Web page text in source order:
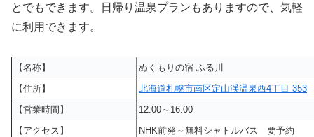
とでもできます。日帰り温泉プランもありますので、気軽
に利用できます。
【名称】
ぬくもりの宿 ふる川
【住所】
北海道札幌市南区定山渓温泉西4丁目 353
【営業時間】
12:00～16:00
【アクセス】
NHK前発～無料シャトルバス 要予約